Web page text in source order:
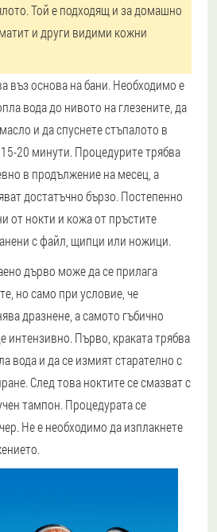
Той е подходящ и за домашно
и други видими кожни
въз основа на бани. Необходимо е
вода до нивото на глезените, да
и да спуснете стъпалото в
20 минути. Процедурите трябва
в продължение на месец, а
достатъчно бързо. Постепенно
от нокти и кожа от пръстите
с файл, щипци или ножици.
дърво може да се прилага
но само при условие, че
дразнене, а самото гъбично
интензивно. Първо, краката трябва
вода и да се измият старателно с
След това ноктите се смазват с
тампон. Процедурата се
Не е необходимо да изплакнете